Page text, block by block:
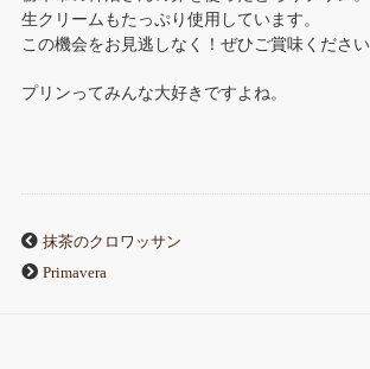
生クリームもたっぷり使用しています。
この機会をお見逃しなく！ぜひご賞味ください
プリンってみんな大好きですよね。
抹茶のクロワッサン
Primavera